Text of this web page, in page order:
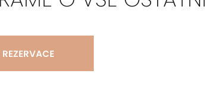
REZERVACE